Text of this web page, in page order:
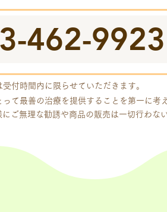
462-9923
付時間内に限らせていただきます。
て最善の治療を提供することを第一に考
にご無理な勧誘や商品の販売は一切行わな